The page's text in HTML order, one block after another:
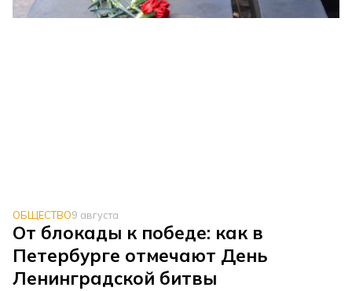
ОБЩЕСТВО9 августа
От блокады к победе: как в
Петербурге отмечают День
Ленинградской битвы